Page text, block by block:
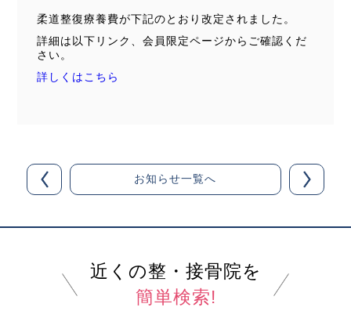
柔道整復療養費が下記のとおり改定されました。
詳細は以下リンク、会員限定ページからご確認くだ
さい。
詳しくはこちら
お知らせ一覧へ
近くの整・接骨院を
簡単検索!